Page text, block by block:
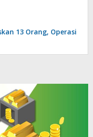
13 Orang, Operasi